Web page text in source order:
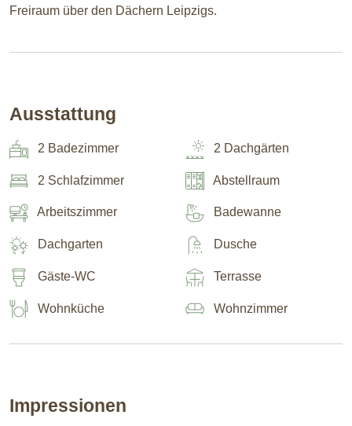
Freiraum über den Dächern Leipzigs.
Ausstattung
2 Badezimmer 2 Dachgärten
2 Schlafzimmer Abstellraum
Arbeitszimmer Badewanne
Dachgarten Dusche
Gäste-WC Terrasse
Wohnküche Wohnzimmer
Impressionen